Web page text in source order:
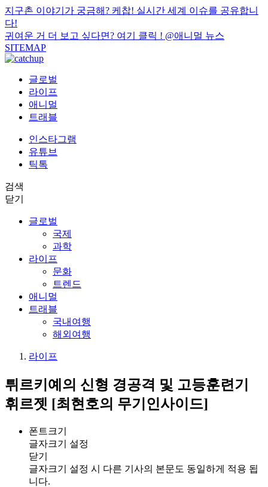
지구촌 이야기가 궁금해? 케찹! 실시간 세계 이슈를 공유합니
다!
귀여운 거 더 보고 싶다면? 여기 클릭 ! @애니멀 뉴스
SITEMAP
글로벌
라이프
애니멀
트래블
인스타그램
유튜브
틱톡
검색
닫기
글로벌
국제
과학
라이프
문화
트렌드
애니멀
트래블
국내여행
해외여행
라이프
튀르키예의 신형 경공격 및 고등훈련기
휘르젯 [최현호의 무기인사이드]
폰트크기
글자크기 설정
닫기
글자크기 설정 시 다른 기사의 본문도 동일하게 적용 됩
니다.